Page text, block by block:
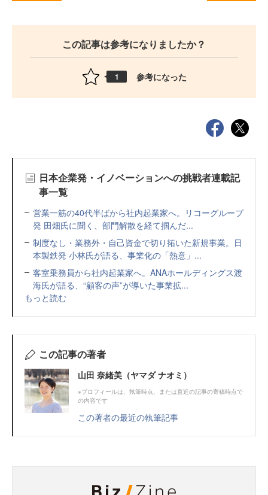
この記事は参考になりましたか？
1 参考になった
日本企業発・イノベーションへの挑戦者連載記
事一覧
営業一筋の40代半ばから社内起業家へ。リコーグループ
発 田畑氏に聞く、部門解散を経て掴んだ...
制度なし・業務外・自己資金で切り拓いた新規事業。日
本製鉄発 小林氏が語る、事業化の「熱意」...
客室乗務員から社内起業家へ。ANAホールディングス渡
海氏が語る、“顧客の声”が導いた事業拡...
もっと読む
この記事の著者
山田 奈緒美（ヤマダ ナオミ）
※プロフィールは、執筆時点、または直近の記事の寄稿時点で
の内容です
この著者の最近の執筆記事